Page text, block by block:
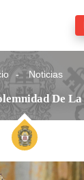
Noticias
De